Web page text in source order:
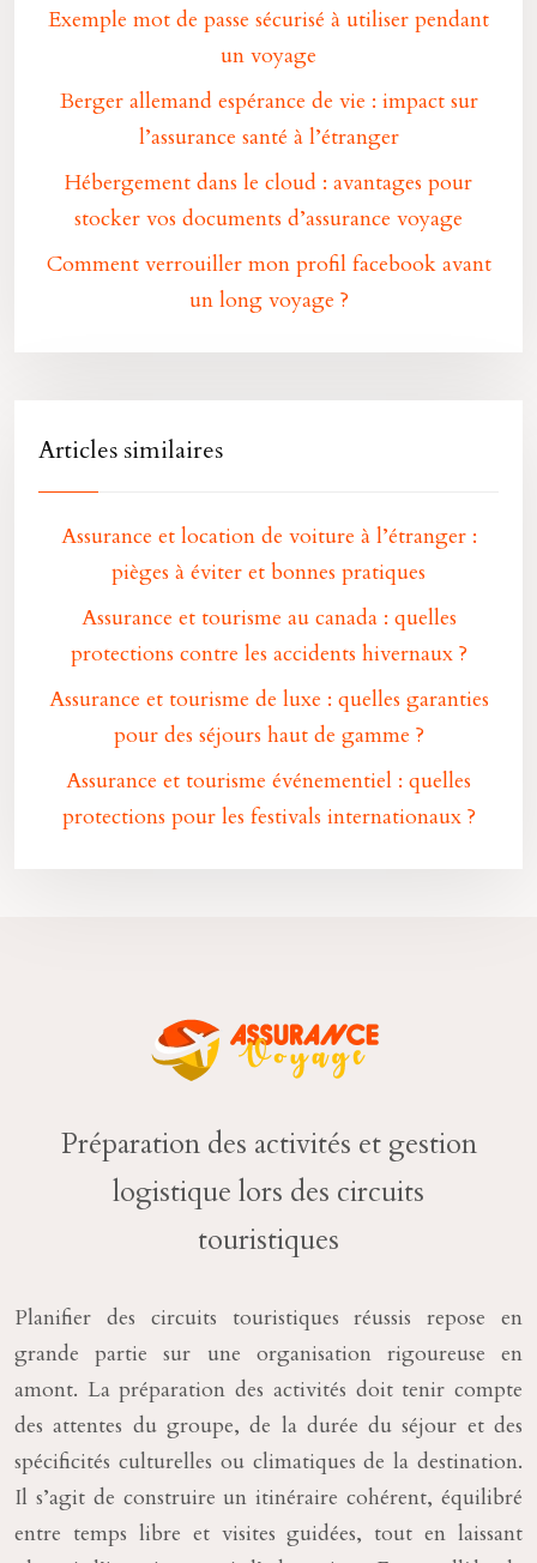
Exemple mot de passe sécurisé à utiliser pendant
un voyage
Berger allemand espérance de vie : impact sur
l’assurance santé à l’étranger
Hébergement dans le cloud : avantages pour
stocker vos documents d’assurance voyage
Comment verrouiller mon profil facebook avant
un long voyage ?
Articles similaires
Assurance et location de voiture à l’étranger :
pièges à éviter et bonnes pratiques
Assurance et tourisme au canada : quelles
protections contre les accidents hivernaux ?
Assurance et tourisme de luxe : quelles garanties
pour des séjours haut de gamme ?
Assurance et tourisme événementiel : quelles
protections pour les festivals internationaux ?
Préparation des activités et gestion
logistique lors des circuits
touristiques
Planifier des circuits touristiques réussis repose en
grande partie sur une organisation rigoureuse en
amont. La préparation des activités doit tenir compte
des attentes du groupe, de la durée du séjour et des
spécificités culturelles ou climatiques de la destination.
Il s’agit de construire un itinéraire cohérent, équilibré
entre temps libre et visites guidées, tout en laissant